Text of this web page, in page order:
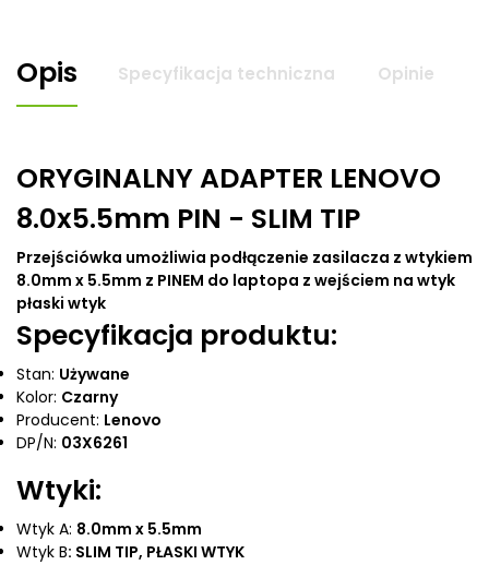
Opis Specyfikacja techniczna Opinie
ORYGINALNY ADAPTER LENOVO
8.0x5.5mm PIN - SLIM TIP
Przejściówka umożliwia podłączenie zasilacza z wtykiem
8.0mm x 5.5mm z PINEM do laptopa z wejściem na wtyk
płaski wtyk
Specyfikacja produktu:
Stan: Używane
Kolor: Czarny
Producent: Lenovo
DP/N: 03X6261
Wtyki:
Wtyk A: 8.0mm x 5.5mm
Wtyk B: SLIM TIP, PŁASKI WTYK